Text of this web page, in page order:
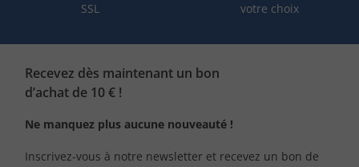
SSL
votre choix
Recevez dès maintenant un bon
d’achat de 10 € !
Ne manquez plus aucune nouveauté !
Inscrivez-vous à notre newsletter et recevez un bon de